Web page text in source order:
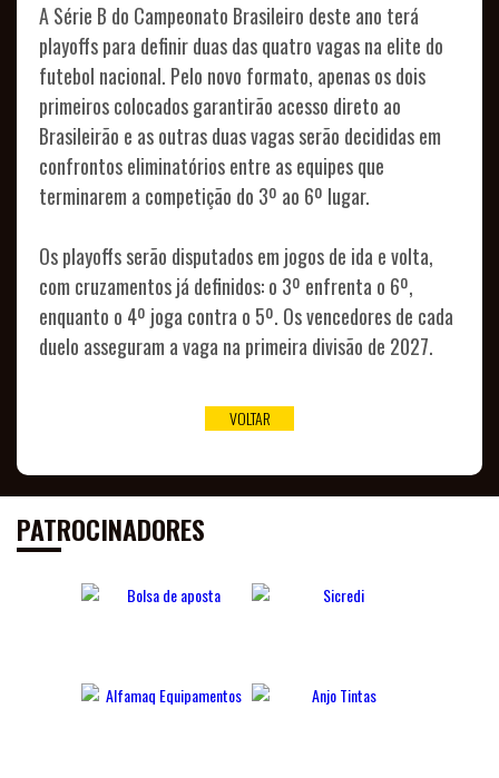
DE
TODOS
FOTOS
PODCASTS
A Série B do Campeonato Brasileiro deste ano terá
playoffs para definir duas das quatro vagas na elite do
futebol nacional. Pelo novo formato, apenas os dois
primeiros colocados garantirão acesso direto ao
Brasileirão e as outras duas vagas serão decididas em
confrontos eliminatórios entre as equipes que
terminarem a competição do 3º ao 6º lugar.
Os playoffs serão disputados em jogos de ida e volta,
com cruzamentos já definidos: o 3º enfrenta o 6º,
enquanto o 4º joga contra o 5º. Os vencedores de cada
duelo asseguram a vaga na primeira divisão de 2027.
VOLTAR
PATROCINADORES